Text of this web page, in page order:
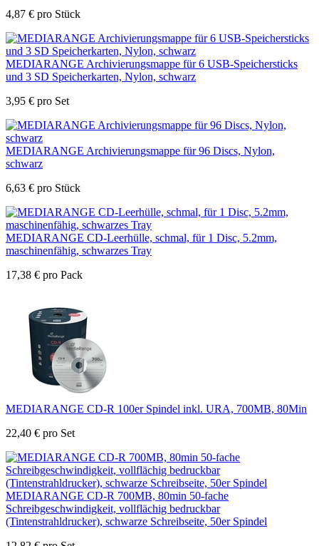
4,87 € pro Stück
MEDIARANGE Archivierungsmappe für 6 USB-Speichersticks
und 3 SD Speicherkarten, Nylon, schwarz
3,95 € pro Set
MEDIARANGE Archivierungsmappe für 96 Discs, Nylon,
schwarz
6,63 € pro Stück
MEDIARANGE CD-Leerhülle, schmal, für 1 Disc, 5.2mm,
maschinenfähig, schwarzes Tray
17,38 € pro Pack
MEDIARANGE CD-R 100er Spindel inkl. URA, 700MB, 80Min
22,40 € pro Set
MEDIARANGE CD-R 700MB, 80min 50-fache
Schreibgeschwindigkeit, vollflächig bedruckbar
(Tintenstrahldrucker), schwarze Schreibseite, 50er Spindel